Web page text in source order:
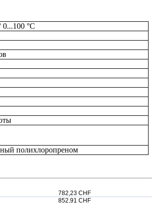
0...100 °C
полихлоропреном
782,23 CHF
852,91 CHF